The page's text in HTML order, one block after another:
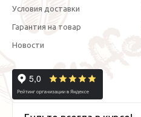
Условия доставки
Гарантия на товар
Новости